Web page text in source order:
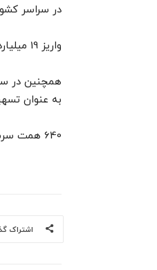
در سراسر
واریز 19 میلیارد دلار به صندوق توسعه
به عنوان
640 همت سرمایه گذاری مستقیم شرکتهای دولتی نیز از دیگر کانالهای اصلی ارتقا تولید در کشور خواهد بود.
اشتراک